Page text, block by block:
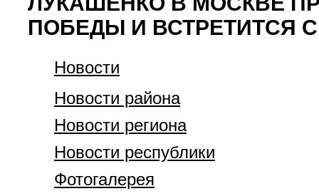
ПОБЕДЫ И ВСТРЕТИТСЯ
Новости
Новости района
Новости региона
Новости республики
Фотогалерея